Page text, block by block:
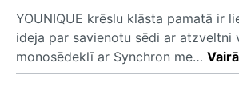
YOUNIQUE krēslu klāsta pamatā ir
ideja par savienotu sēdi ar atzveltni
monosēdeklī ar Synchron me…